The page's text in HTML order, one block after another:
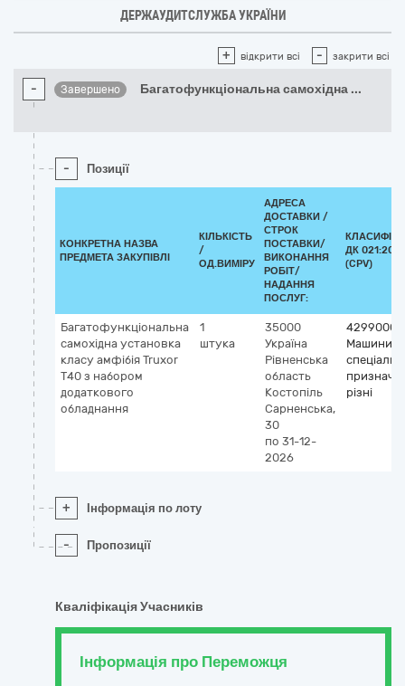
ДЕРЖАУДИТСЛУЖБА УКРАЇНИ
+ відкрити всі - закрити всі
- Завершено Багатофункціональна самохідна ...
- Позиції
КОНКРЕТНА НАЗВА
ПРЕДМЕТА ЗАКУПІВЛІ
КІЛЬКІСТЬ
/
ОД.ВИМІРУ
АДРЕСА
ДОСТАВКИ /
СТРОК
ПОСТАВКИ/
ВИКОНАННЯ
РОБІТ/
НАДАННЯ
ПОСЛУГ:
ДК 021:2015
(CPV)
Багатофункціональна
самохідна установка
класу амфібія Truxor
Т40 з набором
додаткового
обладнання
1
штука
35000
Україна
Рівненська
область
Костопіль
Сарненська,
30
по 31-12-
2026
Машини
різні
+ Інформація по лоту
- Пропозиції
Кваліфікація Учасників
Інформація про Переможця